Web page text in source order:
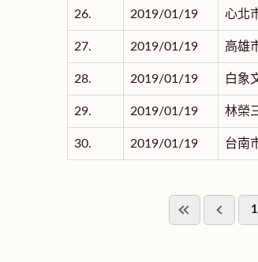
26. 2019/01/19 心北
27. 2019/01/19 高雄
28. 2019/01/19 白象
29. 2019/01/19 林榮
30. 2019/01/19 台南
1